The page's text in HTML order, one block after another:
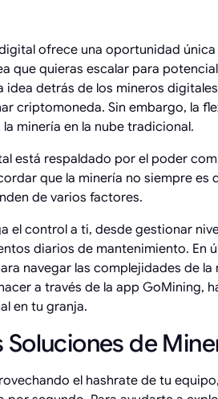
ofrece una oportunidad
que quieras escalar para
detrás de los mineros
criptomoneda. Sin embargo, la
minería en la nube tradicional.
está respaldado por el poder
que la minería no siempre es
de varios factores.
el control a ti, desde gestionar
diarios de mantenimiento. En
navegar las complejidades de la
a través de la app GoMining,
en tu granja.
Soluciones de
el hashrate de tu